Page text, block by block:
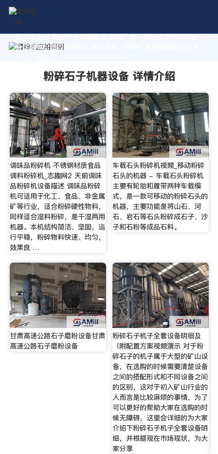
作为专业的 粉碎石子机器设备 制造厂家，我们致力于为您量
身定制高价值的粉体加工系统方案。获取厂家直销报价及技术
粉碎石子机器设备 详情介绍
调味品粉碎机 不锈钢材质食品
调料粉碎机_志趣网2 天前调味
品粉碎机设备描述 调味品粉碎
机可适用于化工、食品、非金属
矿等行业，适合粉碎硬性物料，
同样适合湿料粉碎，是干湿两用
机器。本机结构简洁、坚固，运
行平稳，粉碎物料快速、均匀，
效果良 …
车载石头粉碎机视频_移动粉碎
石头的机器 - 车载石头粉碎机
主要有轮胎和履带两种车载模
式，是一款可移动的粉碎石头的
机器，主要功能是将山石、河
石、岩石等石头粉碎成石子、沙
子和石粉等成品石料。
甘肃高速公路石子磨粉设备甘肃
高速公路石子磨粉设备
粉碎石子机子全套设备明细及
（附配置方案视频演示 对于粉
碎石子的机子属于大型的矿山设
备，在选购的时候需要清楚设备
之间的搭配形式和不同设备之间
的区别，这对于初入矿山行业的
人而言是比较麻烦的事情，为了
可以更好的帮助大家在选购的时
候无障碍，这里会详细的为大家
介绍下粉碎石子机子全套设备明
细，并根据现在市场现状，为大
家分享